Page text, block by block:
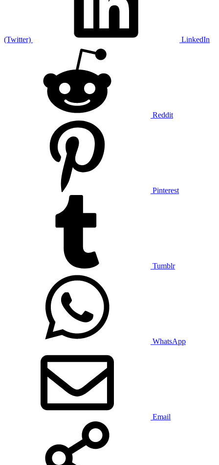
(Twitter) LinkedIn
Reddit
Pinterest
Tumblr
WhatsApp
Email